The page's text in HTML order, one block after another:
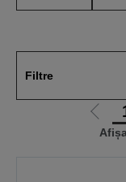
Filtre
la